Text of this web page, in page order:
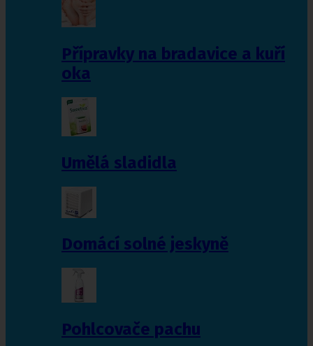
Přípravky na bradavice a kuří
oka
Umělá sladidla
Domácí solné jeskyně
Pohlcovače pachu